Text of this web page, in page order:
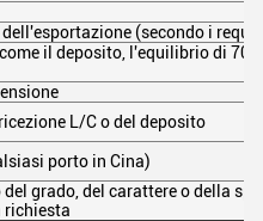
dell'esportazione (secondo i
il deposito, l'equilibrio di
L/C o del deposito
porto in Cina)
del grado, del carattere o della
richiesta